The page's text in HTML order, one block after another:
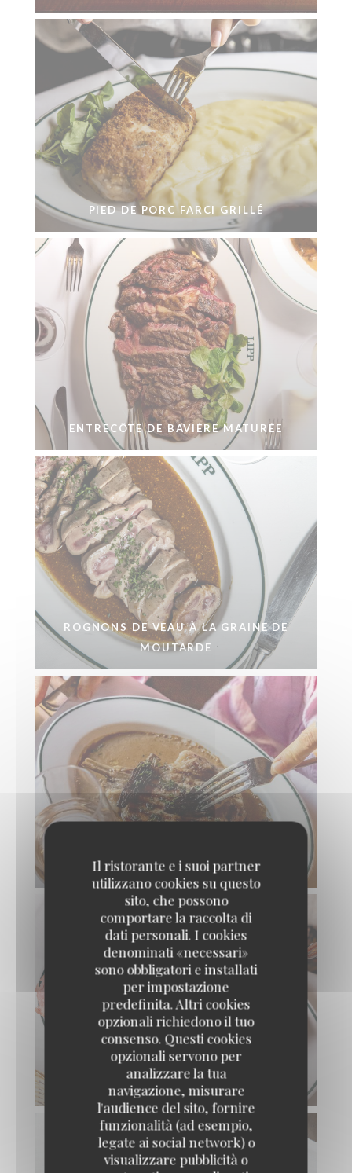
Il ristorante e i suoi partner
utilizzano cookies su questo
sito, che possono
comportare la raccolta di
dati personali. I cookies
denominati «necessari»
sono obbligatori e installati
per impostazione
predefinita. Altri cookies
opzionali richiedono il tuo
consenso. Questi cookies
opzionali servono per
analizzare la tua
navigazione, misurare
l'audience del sito, fornire
funzionalità (ad esempio,
legate ai social network) o
visualizzare pubblicità o
PIED DE PORC FARCI GRILLÉ
ENTRECÔTE DE BAVIÈRE MATURÉE
ROGNONS DE VEAU À LA GRAINE DE
MOUTARDE
CÔTE DE VEAU AUX MORILLES
CHOUCROUTE